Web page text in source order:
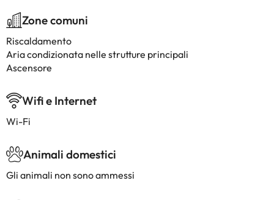
Zone comuni
Riscaldamento
Aria condizionata nelle strutture principali
Ascensore
Wifi e Internet
Wi-Fi
Animali domestici
Gli animali non sono ammessi